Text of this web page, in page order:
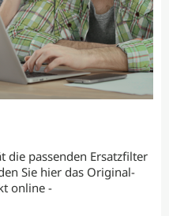
die passenden Ersatzfilter
Sie hier das Original-
online -